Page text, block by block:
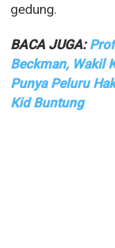
gedung.
BACA JUGA:
Beckman, Wakil
Punya Peluru
Kid Buntung